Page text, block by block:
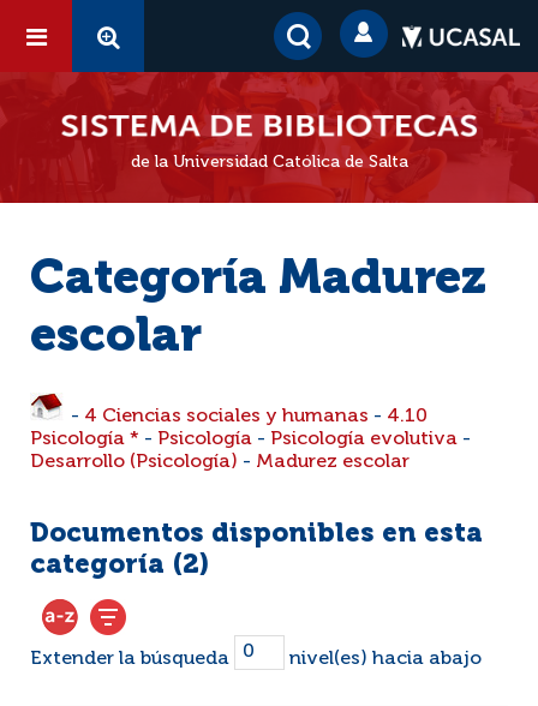
de la Universidad Católica de Salta
Categoría Madurez
escolar
- 4 Ciencias sociales y humanas - 4.10
Psicología * - Psicología - Psicología evolutiva -
Desarrollo (Psicología) - Madurez escolar
Documentos disponibles en esta
categoría (2)
Extender la búsqueda nivel(es) hacia abajo